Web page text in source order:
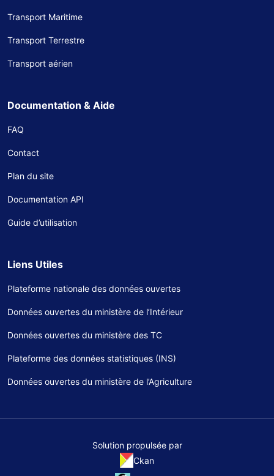
Transport Maritime
Transport Terrestre
Transport aérien
Documentation & Aide
FAQ
Contact
Plan du site
Documentation API
Guide d’utilisation
Liens Utiles
Plateforme nationale des données ouvertes
Données ouvertes du ministère de l’Intérieur
Données ouvertes du ministère des TC
Plateforme des données statistiques (INS)
Données ouvertes du ministère de l’Agriculture
Solution propulsée par
Ckan